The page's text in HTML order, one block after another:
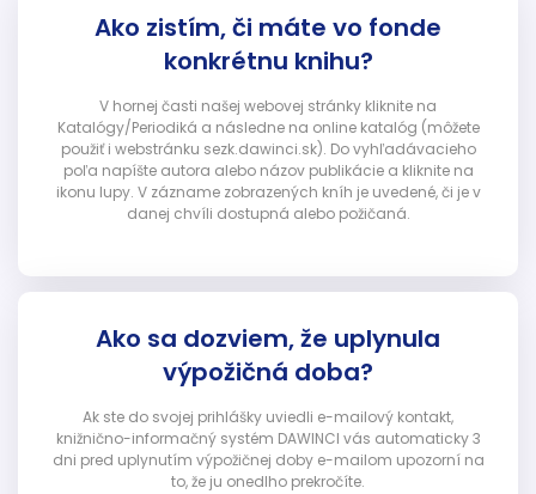
Ako zistím, či máte vo fonde
konkrétnu knihu?
V hornej časti našej webovej stránky kliknite na
Katalógy/Periodiká a následne na online katalóg (môžete
použiť i webstránku sezk.dawinci.sk). Do vyhľadávacieho
poľa napíšte autora alebo názov publikácie a kliknite na
ikonu lupy. V zázname zobrazených kníh je uvedené, či je v
danej chvíli dostupná alebo požičaná.
Ako sa dozviem, že uplynula
výpožičná doba?
Ak ste do svojej prihlášky uviedli e-mailový kontakt,
knižnično-informačný systém DAWINCI vás automaticky 3
dni pred uplynutím výpožičnej doby e-mailom upozorní na
to, že ju onedlho prekročíte.